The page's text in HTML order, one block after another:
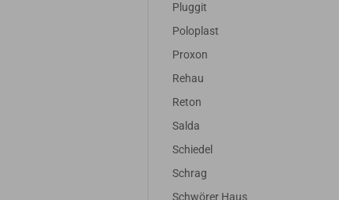
Pluggit
Poloplast
Proxon
Rehau
Reton
Salda
Schiedel
Schrag
Schwörer Haus